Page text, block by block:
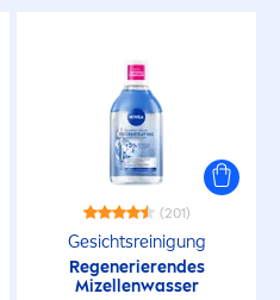
(201)
Gesichtsreinigung
Regenerierendes
Mizellenwasser